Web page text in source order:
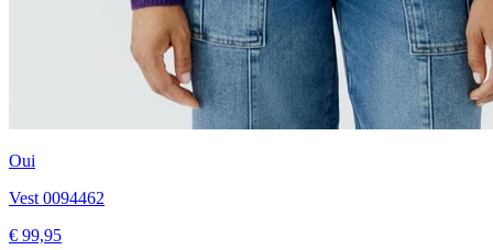
Oui
Vest 0094462
€ 99,95